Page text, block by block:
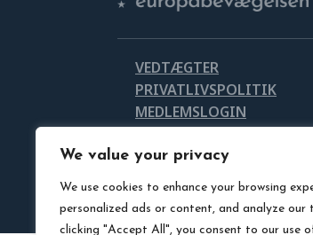
We value your privacy
We use cookies to enhance your browsing
personalized ads or content, and analyze our
clicking "Accept All", you consent to our use
VEDTÆGTER
PRIVATLIVSPOLITIK
MEDLEMSLOGIN
DOWNLOAD VORES LOGO